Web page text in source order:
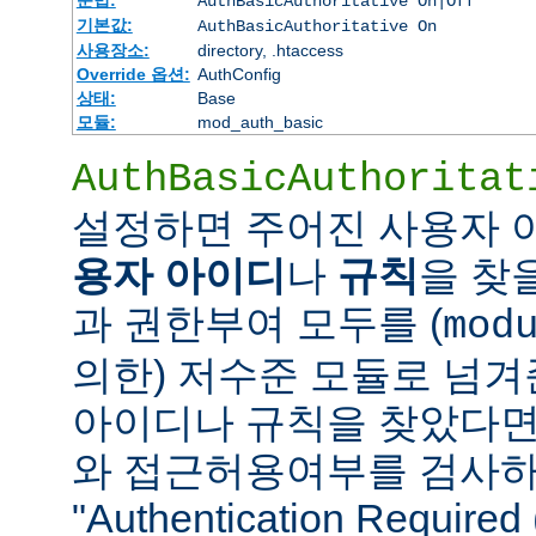
기본값:
AuthBasicAuthoritative On
사용장소:
directory, .htaccess
Override 옵션: AuthConfig
상태:
Base
모듈:
mod_auth_basic
설정하면 주어진 사용자
용자 아이디 나 규칙을 찾
과 권한부여 모두를 (
의한) 저수준 모듈로 넘
아이디나 규칙을 찾았다
와 접근허용여부를 검사
"Authentication